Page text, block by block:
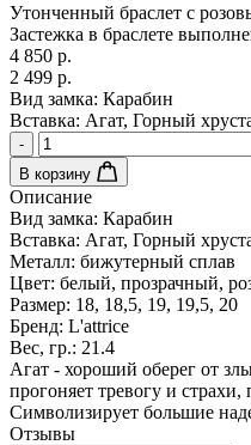
Утонченный браслет с
Застежка в браслете
4 850 р.
2 499 р.
Вид замка: Карабин
Вставка: Агат, Горный
-
В корзину
Описание
Вид замка: Карабин
Вставка: Агат, Горный
Металл: бижутерный сплав
Цвет: белый, прозрачный,
Размер: 18, 18,5, 19, 19,5, 20
Бренд: L'attrice
Вес, гр.: 21.4
Агат - хороший оберег от
прогоняет тревогу и
Символизирует большие
Отзывы